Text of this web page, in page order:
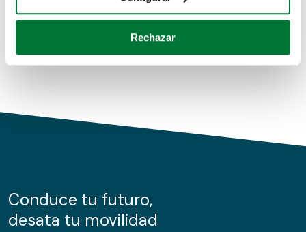
Identificar su dispositivo analizándolo activamente
para buscar características específicas (huellas
Obtenga más información sobre cómo se procesan sus
de cookies.
información sobre el uso que haga del sitio web con
nuestros partners de redes sociales, publicidad y análisis
Rechazar
Conduce tu futuro,
desata tu movilidad